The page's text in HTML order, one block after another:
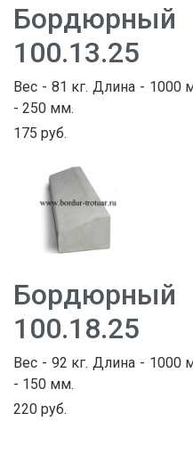
100.13.25
Вес - 81 кг. Длина -
- 250 мм.
175 руб.
100.18.25
Вес - 92 кг. Длина -
- 150 мм.
220 руб.